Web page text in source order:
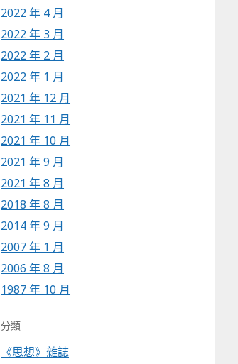
2022 年 4 月
2022 年 3 月
2022 年 2 月
2022 年 1 月
2021 年 12 月
2021 年 11 月
2021 年 10 月
2021 年 9 月
2021 年 8 月
2018 年 8 月
2014 年 9 月
2007 年 1 月
2006 年 8 月
1987 年 10 月
分類
《思想》雜誌